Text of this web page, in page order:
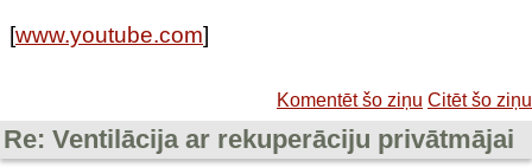
[www.youtube.com]
Komentēt šo ziņu Citēt šo ziņu
Re: Ventilācija ar rekuperāciju privātmājai